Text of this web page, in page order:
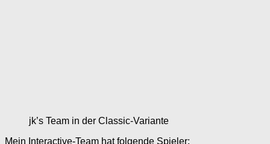
jk’s Team in der Classic-Variante
Mein Interactive-Team hat folgende Spieler: